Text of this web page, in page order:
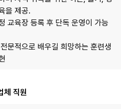
을 제공.
교육장 등록 후 단독 운영이 가능
문적으로 배우길 희망하는 훈련생
체 직원